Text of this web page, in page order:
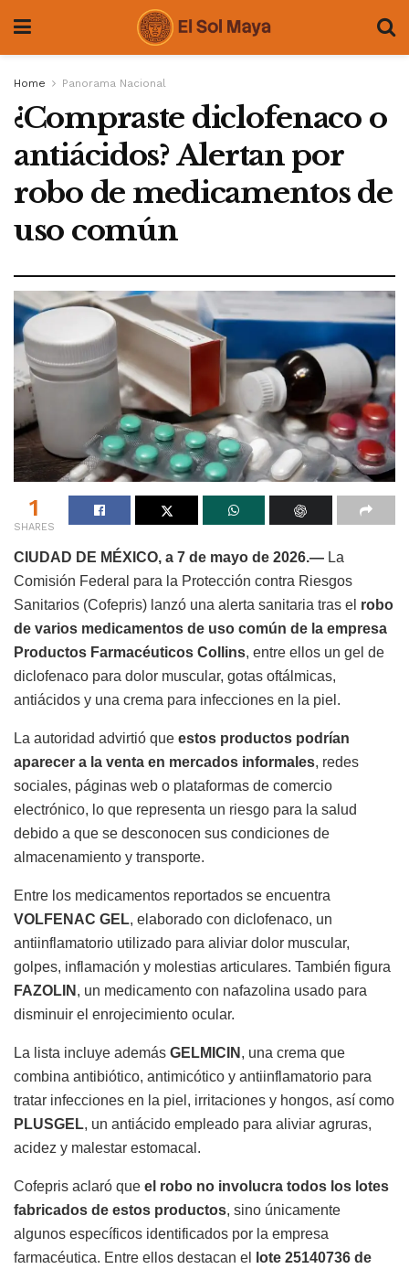
Home Panorama Nacional
¿Compraste diclofenaco o
antiácidos? Alertan por
robo de medicamentos de
uso común
1
SHARES
CIUDAD DE MÉXICO, a 7 de mayo de 2026.— La
Comisión Federal para la Protección contra Riesgos
Sanitarios (Cofepris) lanzó una alerta sanitaria tras el robo
de varios medicamentos de uso común de la empresa
Productos Farmacéuticos Collins, entre ellos un gel de
diclofenaco para dolor muscular, gotas oftálmicas,
antiácidos y una crema para infecciones en la piel.
La autoridad advirtió que estos productos podrían
aparecer a la venta en mercados informales, redes
sociales, páginas web o plataformas de comercio
electrónico, lo que representa un riesgo para la salud
debido a que se desconocen sus condiciones de
almacenamiento y transporte.
Entre los medicamentos reportados se encuentra
VOLFENAC GEL, elaborado con diclofenaco, un
antiinflamatorio utilizado para aliviar dolor muscular,
golpes, inflamación y molestias articulares. También figura
FAZOLIN , un medicamento con nafazolina usado para
disminuir el enrojecimiento ocular.
La lista incluye además GELMICIN , una crema que
combina antibiótico, antimicótico y antiinflamatorio para
tratar infecciones en la piel, irritaciones y hongos, así como
PLUSGEL, un antiácido empleado para aliviar agruras,
acidez y malestar estomacal.
Cofepris aclaró que el robo no involucra todos los lotes
fabricados de estos productos, sino únicamente
algunos específicos identificados por la empresa
farmacéutica. Entre ellos destacan el
lote 25140736 de